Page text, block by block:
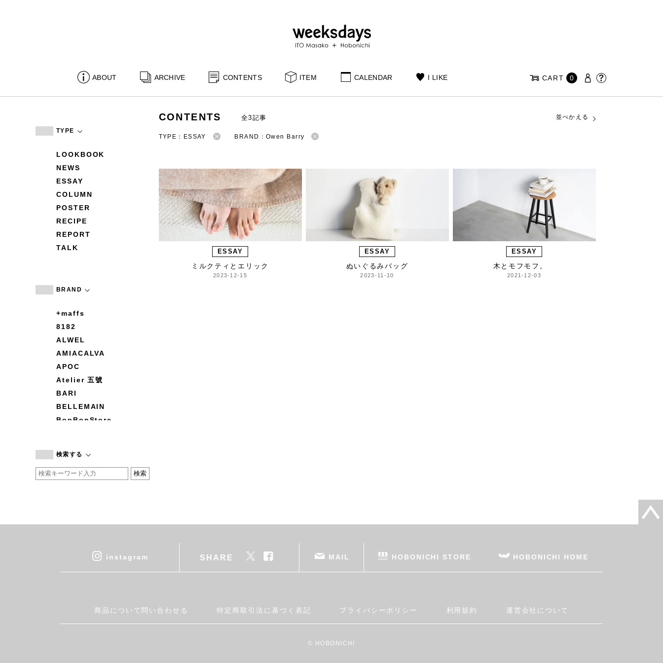
ABOUT ARCHIVE CONTENTS ITEM CALENDAR I LIKE CART 0
TYPE
LOOKBOOK
NEWS
ESSAY
COLUMN
POSTER
RECIPE
REPORT
TALK
BRAND
+maffs
8182
ALWEL
AMIACALVA
APOC
Atelier 五號
BARI
BELLEMAIN
BonBonStore
by basics
CATWORTH
cohan
DEAN & DELUCA
Fatima Morocco
検索する
CONTENTS 全3記事 並べかえる
TYPE：ESSAY BRAND：Owen Barry
ESSAY
ミルクティとエリック
2023-12-15
ESSAY
ぬいぐるみバッグ
2023-11-10
ESSAY
木とモフモフ。
2021-12-03
instagram SHARE MAIL HOBONICHI STORE HOBONICHI HOME
商品について問い合わせる 特定商取引法に基づく表記 プライバシーポリシー 利用規約 運営会社について
© HOBONICHI